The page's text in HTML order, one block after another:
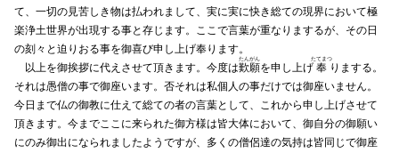
て、一切の見苦しき物は払われまして、実に実に快き総ての現界において極
楽浄土世界が出現する事と存じます。ここで言葉が重なりまするが、その日
の刻々と迫りおる事を御喜び申し上げ奉ります。
以上を御挨拶に代えさせて頂きます。今度は歎願
たんがん
を申し上げ 奉
たてまつ
りまする。
それは愚僧の事で御座います。否それは私個人の事だけでは御座いません。
今日まで仏の御教に仕えて総ての者の言葉として、これから申し上げさせて
頂きます。今までここに来られた御方様は皆大体において、御自分の御願い
にのみ御出になられましたようですが、多くの僧侶達の気持は皆同じで御座